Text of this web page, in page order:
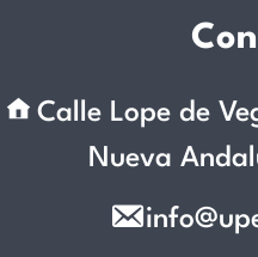
Calle Lope de
Nueva